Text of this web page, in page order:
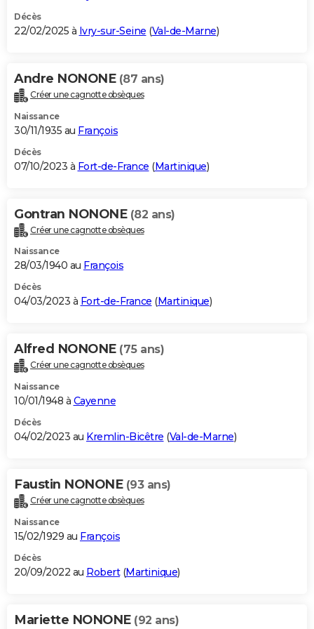
Décès
22/02/2025 à Ivry-sur-Seine (Val-de-Marne)
Andre NONONE (87 ans)
Créer une cagnotte obsèques
Naissance
30/11/1935 au François
Décès
07/10/2023 à Fort-de-France (Martinique)
Gontran NONONE (82 ans)
Créer une cagnotte obsèques
Naissance
28/03/1940 au François
Décès
04/03/2023 à Fort-de-France (Martinique)
Alfred NONONE (75 ans)
Créer une cagnotte obsèques
Naissance
10/01/1948 à Cayenne
Décès
04/02/2023 au Kremlin-Bicêtre (Val-de-Marne)
Faustin NONONE (93 ans)
Créer une cagnotte obsèques
Naissance
15/02/1929 au François
Décès
20/09/2022 au Robert(Martinique)
Mariette NONONE (92 ans)